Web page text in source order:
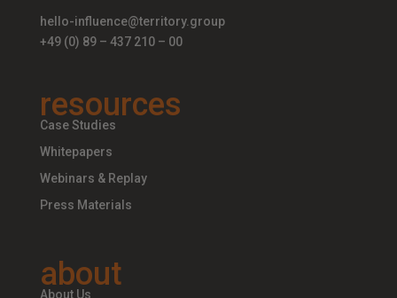
hello-influence@territory.group
+49 (0) 89 – 437 210 – 00
resources
Case Studies
Whitepapers
Webinars & Replay
Press Materials
about
About Us